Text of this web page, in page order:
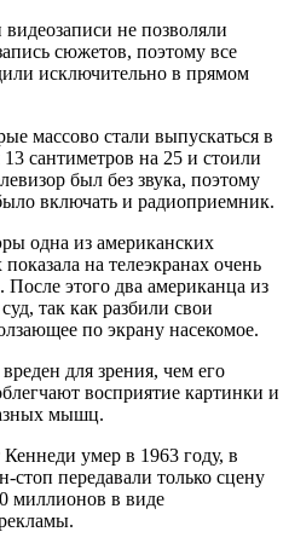
не позволяли
сюжетов, поэтому все
исключительно в прямом
массово стали выпускаться в
сантиметров на 25 и стоили
был без звука, поэтому
включать и радиоприемник.
одна из американских
на телеэкранах очень
После этого два американца из
так как разбили свои
по экрану насекомое.
для зрения, чем его
восприятие картинки и
мышц.
умер в 1963 году, в
стоп передавали только сцену
миллионов в виде